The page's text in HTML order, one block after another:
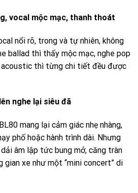
vocal mộc mạc, thanh thoát
nổi rõ, trong và tự nhiên, không
ballad thì thấy mộc mạc, nghe pop
thì từng chi tiết đều được
nghe lại siêu đã
mang lại cảm giác nhẹ nhàng,
phố hoặc hành trình dài. Nhưng
âm lập tức bung mở, căng tràn
gian xe như một “mini concert” di